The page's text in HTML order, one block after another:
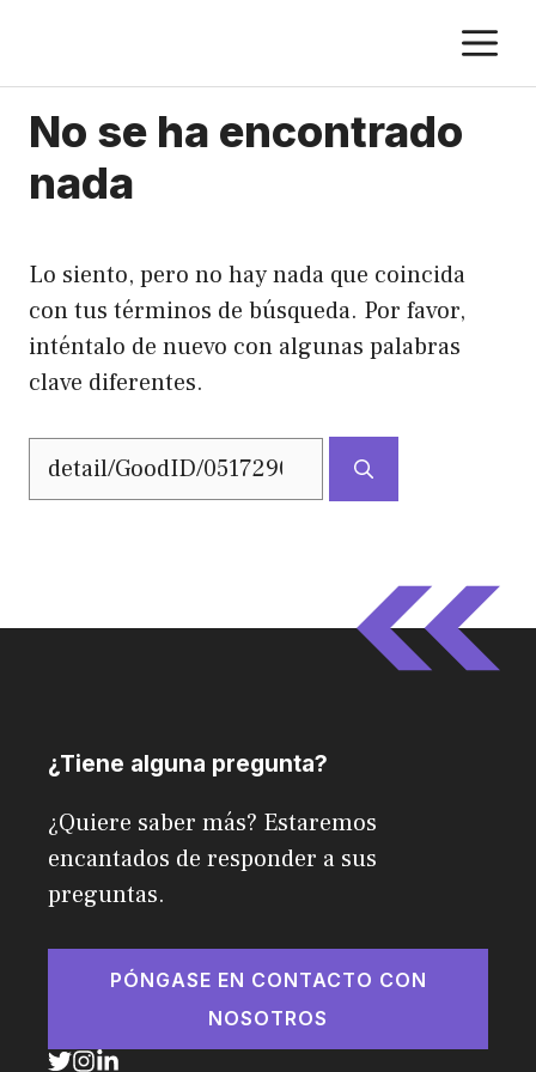
contenido
No se ha encontrado
nada
Lo siento, pero no hay nada que coincida
con tus términos de búsqueda. Por favor,
inténtalo de nuevo con algunas palabras
clave diferentes.
Buscar:
¿Tiene alguna pregunta?
¿Quiere saber más? Estaremos
encantados de responder a sus
preguntas.
PÓNGASE EN CONTACTO CON
NOSOTROS